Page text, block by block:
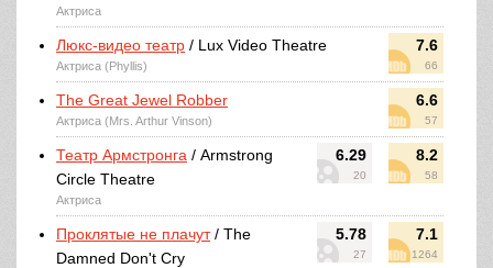
Актриса
7.6
66
Люкс-видео театр / Lux Video Theatre
Актриса (Phyllis)
6.6
57
The Great Jewel Robber
Актриса (Mrs. Arthur Vinson)
6.29
20
8.2
58
Театр Армстронга / Armstrong
Circle Theatre
Актриса
5.78
27
7.1
1264
Проклятые не плачут/ The
Damned Don't Cry